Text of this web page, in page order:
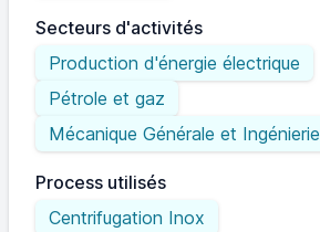
Secteurs d'activités
Production d'énergie électrique
Pétrole et gaz
Mécanique Générale et Ingénierie
Process utilisés
Centrifugation Inox